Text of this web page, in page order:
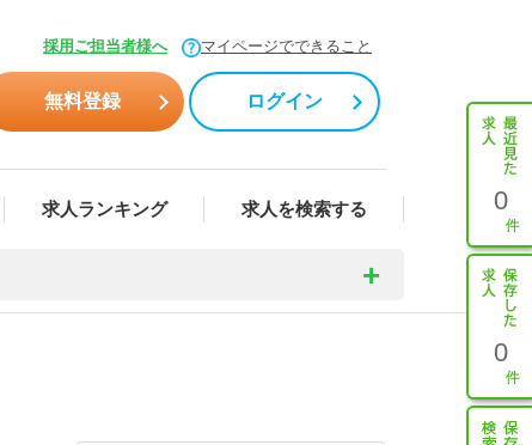
採用ご担当者様へ マイページでできること
無料登録 ログイン
求人ランキング 求人を検索する 0
0